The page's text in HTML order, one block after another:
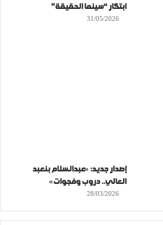
ابتكار “سينما الحقيقة”
31/05/2026
إصدار جديد: «عبدالسلام بنعبد
العالي.. دروب وفجوات»
28/03/2026